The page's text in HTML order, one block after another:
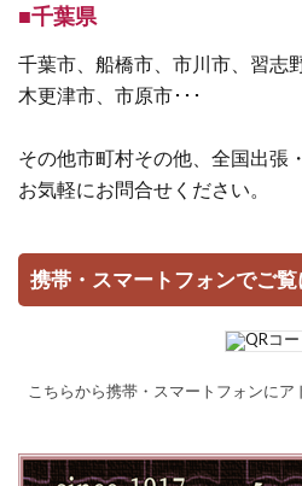
■千葉県
千葉市、船橋市、市川市、習志
木更津市、市原市･･･
その他市町村その他、全国出張
お気軽にお問合せください。
携帯・スマートフォンでご
こちらから携帯・スマートフォンにア